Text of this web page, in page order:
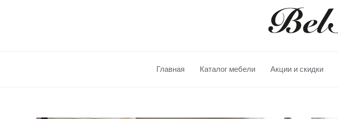
Главная Каталог мебели Акции и скидки